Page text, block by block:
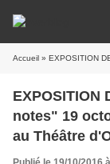
Accueil » EXPOSITION
EXPOSITION
notes" 19
au Théâtre